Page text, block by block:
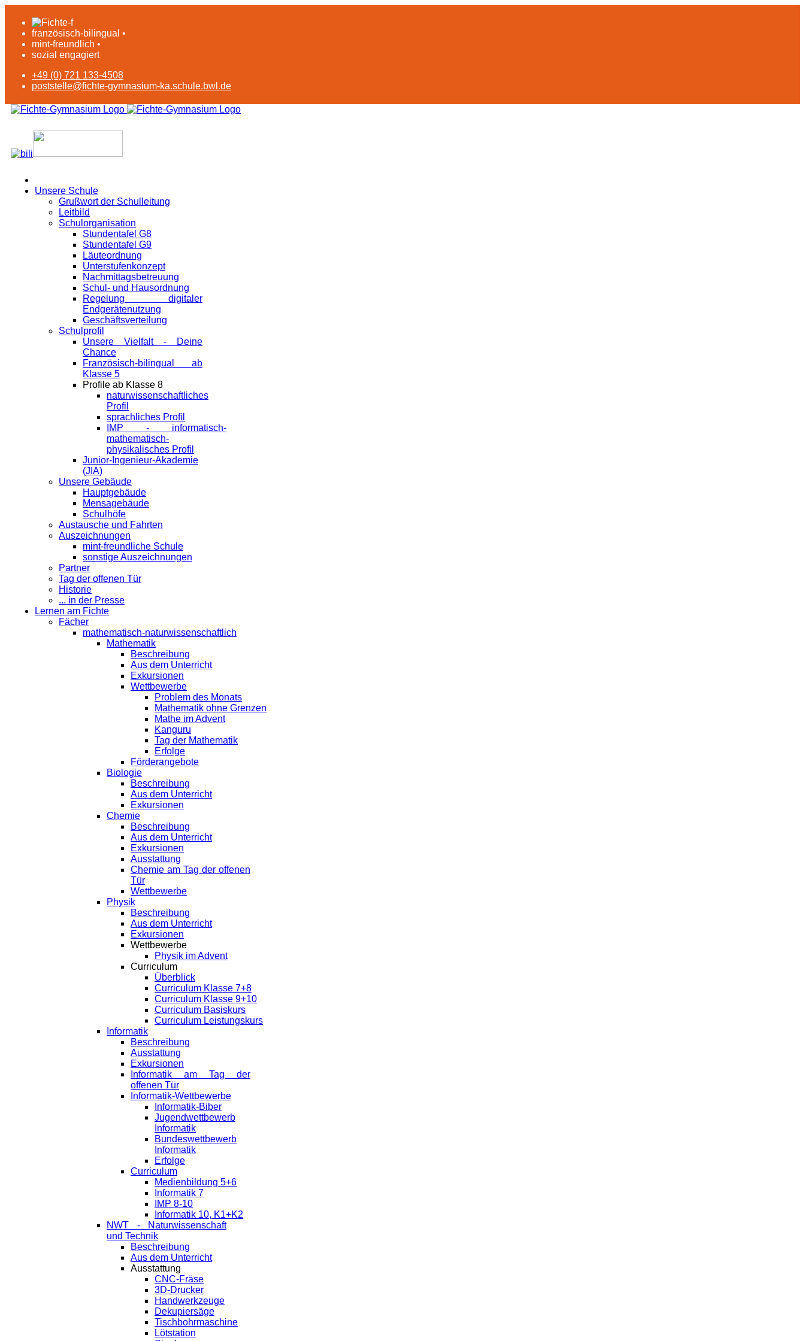
französisch-bilingual •
mint-freundlich •
sozial engagiert
+49 (0) 721 133-4508
poststelle@fichte-gymnasium-ka.schule.bwl.de
Unsere Schule
Grußwort der Schulleitung
Leitbild
Schulorganisation
Stundentafel G8
Stundentafel G9
Läuteordnung
Unterstufenkonzept
Nachmittagsbetreuung
Schul- und Hausordnung
Regelung digitaler
Endgeräte­nutzung
Geschäftsverteilung
Schulprofil
Unsere Vielfalt - Deine
Chance
Französisch-bilingual ab
Klasse 5
Profile ab Klasse 8
naturwissenschaftliches
Profil
sprachliches Profil
IMP - informatisch-
mathematisch-
physikalisches Profil
Junior-Ingenieur-Akademie
(JIA)
Unsere Gebäude
Hauptgebäude
Mensagebäude
Schulhöfe
Austausche und Fahrten
Auszeichnungen
mint-freundliche Schule
sonstige Auszeichnungen
Partner
Tag der offenen Tür
Historie
... in der Presse
Lernen am Fichte
Fächer
mathematisch-naturwissenschaftlich
Mathematik
Beschreibung
Aus dem Unterricht
Exkursionen
Wettbewerbe
Problem des Monats
Mathematik ohne Grenzen
Mathe im Advent
Kanguru
Tag der Mathematik
Erfolge
Förderangebote
Biologie
Beschreibung
Aus dem Unterricht
Exkursionen
Chemie
Beschreibung
Aus dem Unterricht
Exkursionen
Ausstattung
Chemie am Tag der offenen
Tür
Wettbewerbe
Physik
Beschreibung
Aus dem Unterricht
Exkursionen
Wettbewerbe
Physik im Advent
Curriculum
Überblick
Curriculum Klasse 7+8
Curriculum Klasse 9+10
Curriculum Basiskurs
Curriculum Leistungskurs
Informatik
Beschreibung
Ausstattung
Exkursionen
Informatik am Tag der
offenen Tür
Informatik-Wettbewerbe
Informatik-Biber
Jugendwettbewerb
Informatik
Bundeswettbewerb
Informatik
Erfolge
Curriculum
Medienbildung 5+6
Informatik 7
IMP 8-10
Informatik 10, K1+K2
NWT - Naturwissenschaft
und Technik
Beschreibung
Aus dem Unterricht
Ausstattung
CNC-Fräse
3D-Drucker
Handwerkzeuge
Dekupiersäge
Tischbohrmaschine
Lötstation